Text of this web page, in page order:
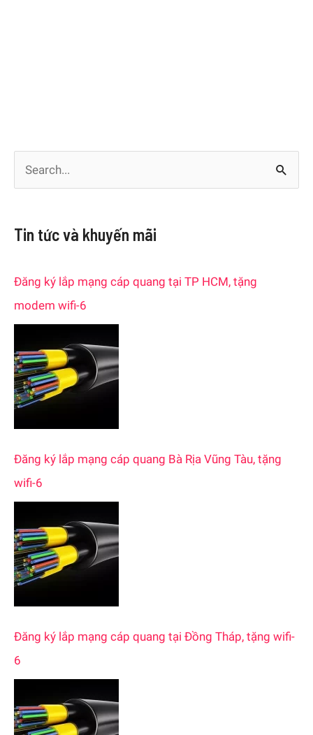
r
:
Tin tức và khuyến mãi
Đăng ký lắp mạng cáp quang tại TP HCM, tặng
modem wifi-6
Đăng ký lắp mạng cáp quang Bà Rịa Vũng Tàu, tặng
wifi-6
Đăng ký lắp mạng cáp quang tại Đồng Tháp, tặng wifi-
6